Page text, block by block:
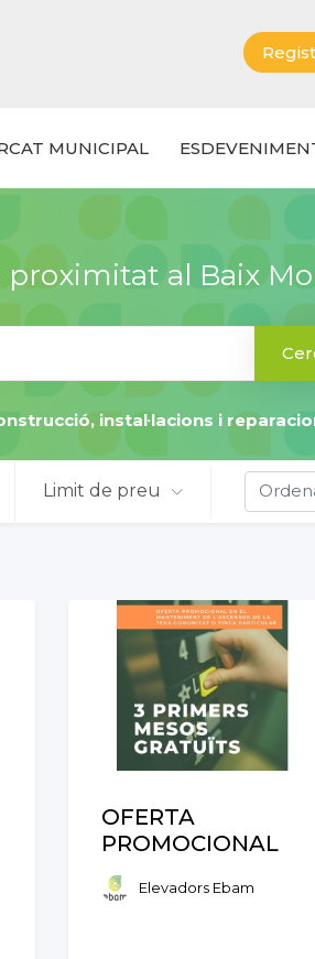
MUNICIPAL
proximitat al Baix
instal·lacions i
Limit de preu
OFERTA
PROMOCIONAL
Elevadors Ebam